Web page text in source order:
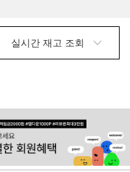
실시간 재고 조회